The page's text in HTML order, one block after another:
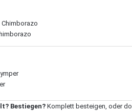
Bestiegen? Komplett besteigen, oder